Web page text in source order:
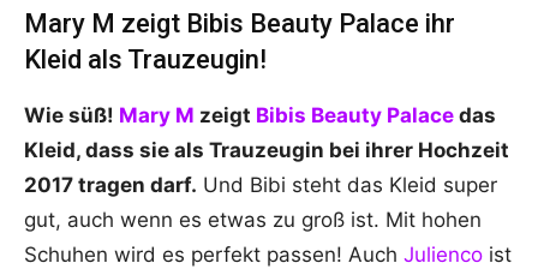
Mary M zeigt Bibis Beauty Palace ihr
Kleid als Trauzeugin!
Wie süß! Mary M zeigt Bibis Beauty Palace das
Kleid, dass sie als Trauzeugin bei ihrer Hochzeit
2017 tragen darf. Und Bibi steht das Kleid super
gut, auch wenn es etwas zu groß ist. Mit hohen
Schuhen wird es perfekt passen! Auch Julienco ist